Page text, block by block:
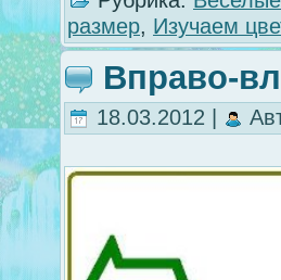
размер, Изучаем
Вправо-
18.03.2012 |